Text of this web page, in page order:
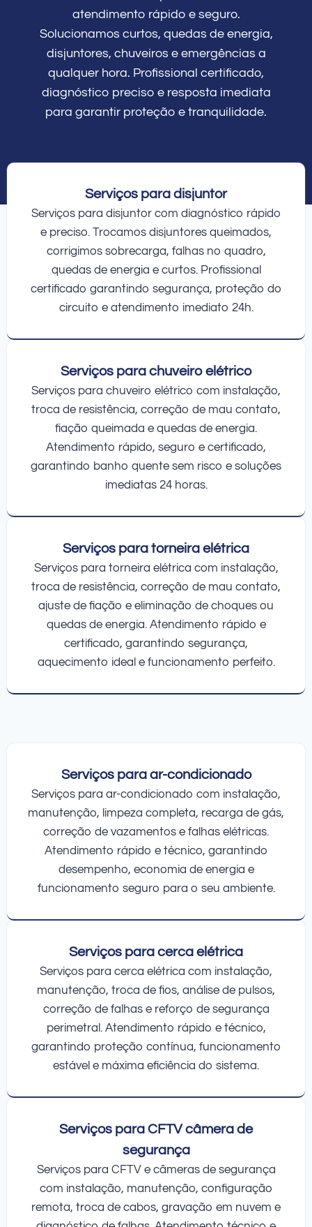
atendimento rápido e seguro.
Solucionamos curtos, quedas de energia,
disjuntores, chuveiros e emergências a
qualquer hora. Profissional certificado,
diagnóstico preciso e resposta imediata
para garantir proteção e tranquilidade.
Serviços para disjuntor
Serviços para disjuntor com diagnóstico rápido
e preciso. Trocamos disjuntores queimados,
corrigimos sobrecarga, falhas no quadro,
quedas de energia e curtos. Profissional
certificado garantindo segurança, proteção do
circuito e atendimento imediato 24h.
Serviços para chuveiro elétrico
Serviços para chuveiro elétrico com instalação,
troca de resistência, correção de mau contato,
fiação queimada e quedas de energia.
Atendimento rápido, seguro e certificado,
garantindo banho quente sem risco e soluções
imediatas 24 horas.
Serviços para torneira elétrica
Serviços para torneira elétrica com instalação,
troca de resistência, correção de mau contato,
ajuste de fiação e eliminação de choques ou
quedas de energia. Atendimento rápido e
certificado, garantindo segurança,
aquecimento ideal e funcionamento perfeito.
Serviços para ar-condicionado
Serviços para ar-condicionado com instalação,
manutenção, limpeza completa, recarga de gás,
correção de vazamentos e falhas elétricas.
Atendimento rápido e técnico, garantindo
desempenho, economia de energia e
funcionamento seguro para o seu ambiente.
Serviços para cerca elétrica
Serviços para cerca elétrica com instalação,
manutenção, troca de fios, análise de pulsos,
correção de falhas e reforço de segurança
perimetral. Atendimento rápido e técnico,
garantindo proteção contínua, funcionamento
estável e máxima eficiência do sistema.
Serviços para CFTV câmera de
segurança
Serviços para CFTV e câmeras de segurança
com instalação, manutenção, configuração
remota, troca de cabos, gravação em nuvem e